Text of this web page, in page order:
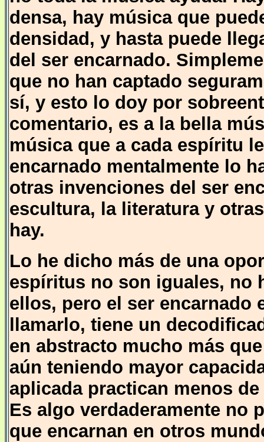
densa, hay música que
densidad, y hasta puede
del ser encarnado.
que no han captado
sí, y esto lo doy por
comentario, es a la bella
música que a cada espíritu
encarnado mentalmente lo
otras invenciones del ser
escultura, la literatura y
hay.
Lo he dicho más de una
espíritus no son iguales, no
ellos, pero el ser encarnado
llamarlo, tiene un
en abstracto mucho más
aún teniendo mayor
aplicada practican menos
Es algo verdaderamente no
que encarnan en otros